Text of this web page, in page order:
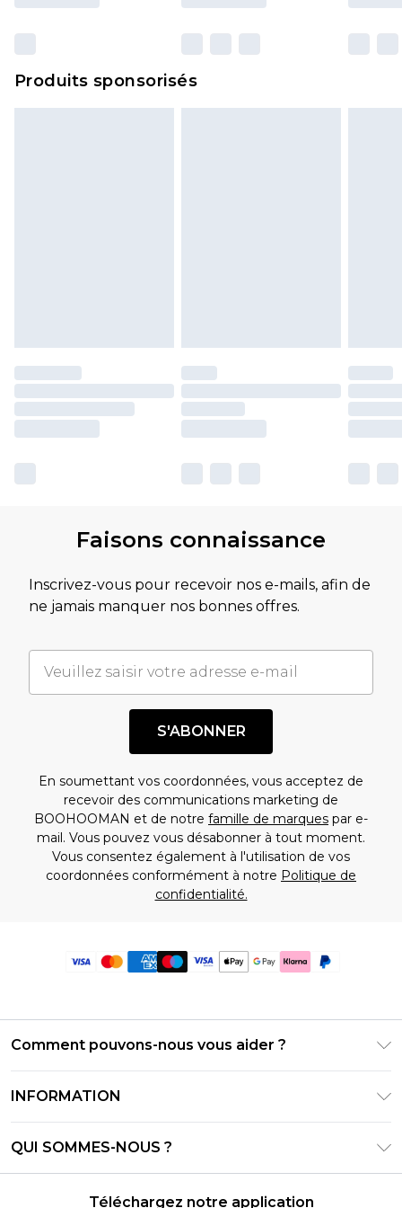
n'affecte pas vos droits statutaires.
politique de retour.
Produits sponsorisés
Faisons connaissance
Inscrivez-vous pour recevoir nos e-mails, afin de
ne jamais manquer nos bonnes offres.
S'ABONNER
En soumettant vos coordonnées, vous acceptez de
recevoir des communications marketing de
BOOHOOMAN et de notre famille de marques par e-
mail. Vous pouvez vous désabonner à tout moment.
Vous consentez également à l'utilisation de vos
coordonnées conformément à notre Politique de
confidentialité.
Comment pouvons-nous vous aider ?
Suivre et retourner ma commande
Options de livraison
Politique de retours – Mise à jour mai 2026
INFORMATION
Solde de la carte cadeau
QUI SOMMES-NOUS ?
Téléchargez notre application